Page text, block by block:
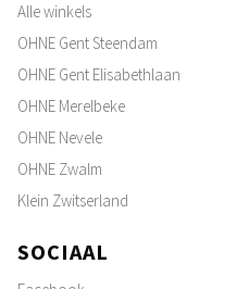
Alle winkels
OHNE Gent Steendam
OHNE Gent Elisabethlaan
OHNE Merelbeke
OHNE Nevele
OHNE Zwalm
Klein Zwitserland
SOCIAAL